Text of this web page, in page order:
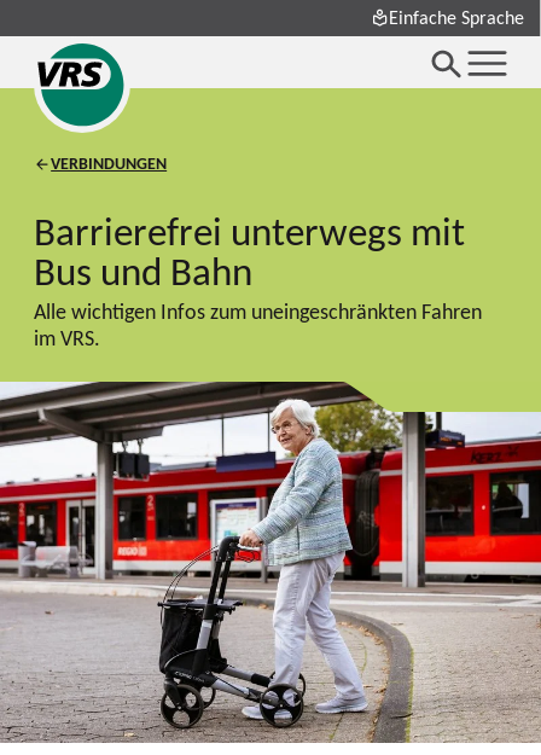
Einfache Sprache
VERBINDUNGEN
Barrierefrei unterwegs mit
Bus und Bahn
Alle wichtigen Infos zum uneingeschränkten Fahren
im VRS.